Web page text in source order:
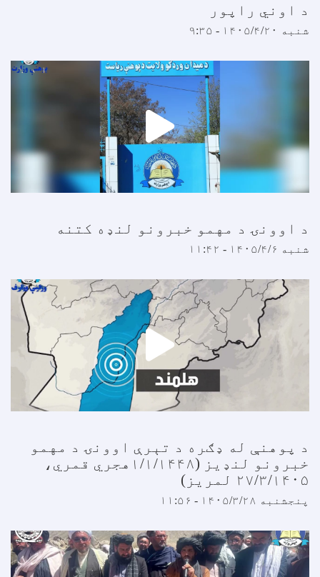
د اوني راپور
شنبه ۱۴۰۵/۴/۲۰ - ۹:۳۵
د اوونۍ د مهمو خبرونو لنډه کتنه
شنبه ۱۴۰۵/۴/۶ - ۱۱:۴۲
د پوهنې له ډګره د تېرې اوونۍ د مهمو
خبرونو لنډيز (۱/۱/۱۴۴۸هجري قمري،
۲۷/۳/۱۴۰۵ لمریز)
پنجشنبه ۱۴۰۵/۳/۲۸ - ۱۱:۵۶